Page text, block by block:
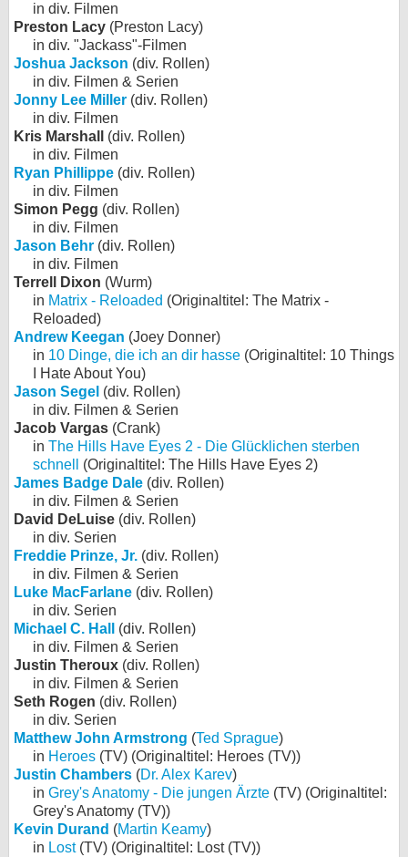
in div. Filmen
Preston Lacy (Preston Lacy)
in div. "Jackass"-Filmen
Joshua Jackson (div. Rollen)
in div. Filmen & Serien
Jonny Lee Miller (div. Rollen)
in div. Filmen
Kris Marshall
(div. Rollen)
in div. Filmen
Ryan Phillippe (div. Rollen)
in div. Filmen
Simon Pegg (div. Rollen)
in div. Filmen
Jason Behr (div. Rollen)
in div. Filmen
Terrell Dixon (Wurm)
in Matrix - Reloaded (Originaltitel: The Matrix -
Reloaded)
Andrew Keegan (Joey Donner)
in 10 Dinge, die ich an dir hasse (Originaltitel: 10 Things
I Hate About You)
Jason Segel (div. Rollen)
in div. Filmen & Serien
Jacob Vargas (Crank)
in The Hills Have Eyes 2 - Die Glücklichen sterben
schnell
(Originaltitel: The Hills Have Eyes 2)
James Badge Dale (div. Rollen)
in div. Filmen & Serien
David DeLuise (div. Rollen)
in div. Serien
Freddie Prinze, Jr. (div. Rollen)
in div. Filmen & Serien
Luke MacFarlane (div. Rollen)
in div. Serien
Michael C. Hall
(div. Rollen)
in div. Filmen & Serien
Justin Theroux (div. Rollen)
in div. Filmen & Serien
Seth Rogen (div. Rollen)
in div. Serien
Matthew John Armstrong (Ted Sprague)
in Heroes (TV) (Originaltitel: Heroes (TV))
Justin Chambers (Dr. Alex Karev)
in Grey's Anatomy - Die jungen Ärzte (TV) (Originaltitel:
Grey's Anatomy (TV))
Kevin Durand (Martin Keamy)
in Lost(TV) (Originaltitel: Lost (TV))